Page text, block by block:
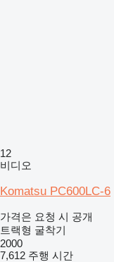
12
비디오
Komatsu PC600LC-6
가격은 요청 시 공개
트랙형 굴착기
2000
7,612 주행 시간